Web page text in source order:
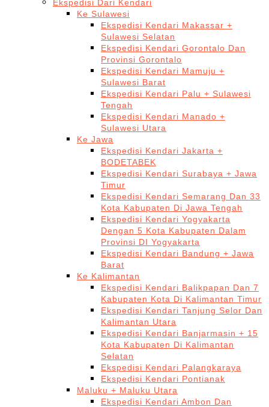
Ekspedisi Dari Kendari
Ke Sulawesi
Ekspedisi Kendari Makassar +
Sulawesi Selatan
Ekspedisi Kendari Gorontalo Dan
Provinsi Gorontalo
Ekspedisi Kendari Mamuju +
Sulawesi Barat
Ekspedisi Kendari Palu + Sulawesi
Tengah
Ekspedisi Kendari Manado +
Sulawesi Utara
Ke Jawa
Ekspedisi Kendari Jakarta +
BODETABEK
Ekspedisi Kendari Surabaya + Jawa
Timur
Ekspedisi Kendari Semarang Dan 33
Kota Kabupaten Di Jawa Tengah
Ekspedisi Kendari Yogyakarta
Dengan 5 Kota Kabupaten Dalam
Provinsi DI Yogyakarta
Ekspedisi Kendari Bandung + Jawa
Barat
Ke Kalimantan
Ekspedisi Kendari Balikpapan Dan 7
Kabupaten Kota Di Kalimantan Timur
Ekspedisi Kendari Tanjung Selor Dan
Kalimantan Utara
Ekspedisi Kendari Banjarmasin + 15
Kota Kabupaten Di Kalimantan
Selatan
Ekspedisi Kendari Palangkaraya
Ekspedisi Kendari Pontianak
Maluku + Maluku Utara
Ekspedisi Kendari Ambon Dan